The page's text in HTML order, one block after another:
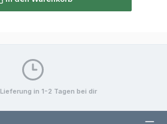
in 1-2 Tagen bei dir